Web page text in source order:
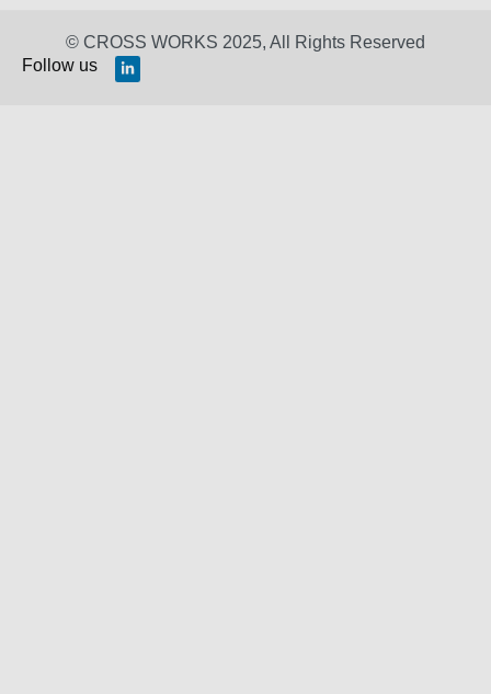
© CROSS WORKS 2025, All Rights Reserved
Follow us